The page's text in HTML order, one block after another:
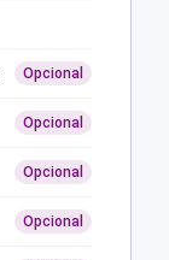
Opcional
Opcional
Opcional
Opcional